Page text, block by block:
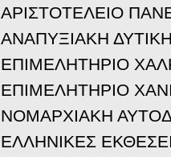
AΡΙΣΤΟΤΕΛΕΙΟ
ΑΝΑΠΥΞΙΑΚΗ
EΠΙΜΕΛΗΤΗΡΙΟ
ΕΠΙΜΕΛΗΤΗΡΙΟ
ΝΟΜΑΡΧΙΑΚΗ
ΕΛΛΗΝΙΚΕΣ